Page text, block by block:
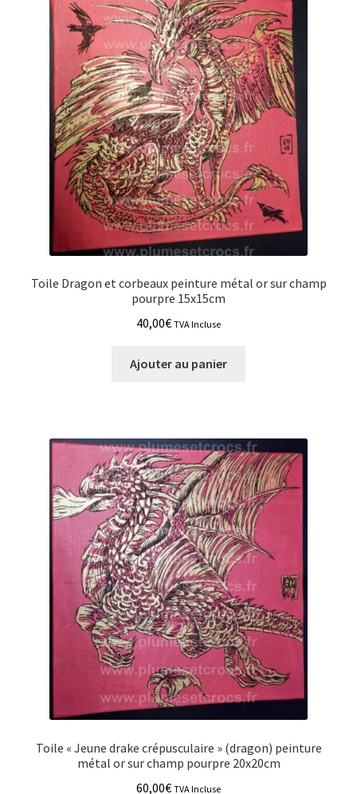
Toile Dragon et corbeaux peinture métal or sur champ
pourpre 15x15cm
40,00€ TVA Incluse
Ajouter au panier
Toile « Jeune drake crépusculaire » (dragon) peinture
métal or sur champ pourpre 20x20cm
60,00€ TVA Incluse